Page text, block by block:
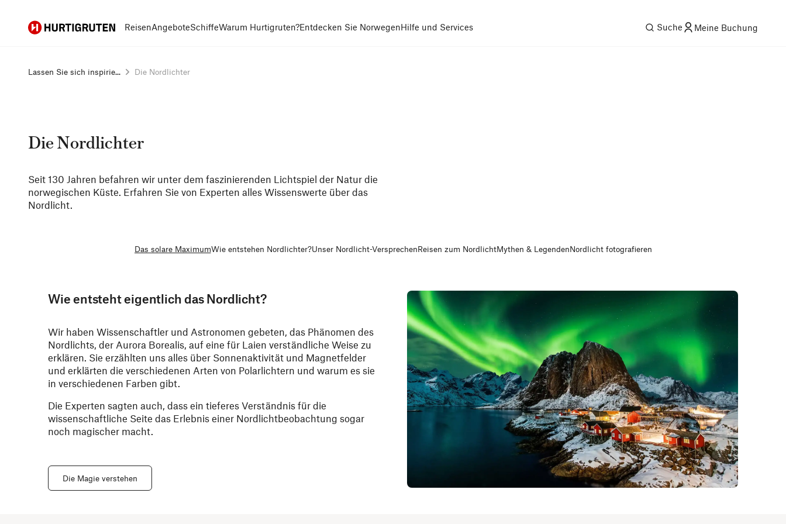
Hurtigruten ReisenAngeboteSchiffeWarum Hurtigruten?Entdecken Sie NorwegenHilfe und Services Suche Meine Buchung
Lassen Sie sich inspirie... Die Nordlichter
Die Nordlichter
Seit 130 Jahren befahren wir unter dem faszinierenden Lichtspiel der Natur die
norwegischen Küste. Erfahren Sie von Experten alles Wissenswerte über das
Nordlicht.
Das solare MaximumWie entstehen Nordlichter?Unser Nordlicht-VersprechenReisen zum NordlichtMythen & LegendenNordlicht fotografieren
Wie entsteht eigentlich das Nordlicht?
Wir haben Wissenschaftler und Astronomen gebeten, das Phänomen des
Nordlichts, der Aurora Borealis, auf eine für Laien verständliche Weise zu
erklären. Sie erzählten uns alles über Sonnenaktivität und Magnetfelder
und erklärten die verschiedenen Arten von Polarlichtern und warum es sie
in verschiedenen Farben gibt.
Die Experten sagten auch, dass ein tieferes Verständnis für die
wissenschaftliche Seite das Erlebnis einer Nordlichtbeobachtung sogar
noch magischer macht.
Die Magie verstehen